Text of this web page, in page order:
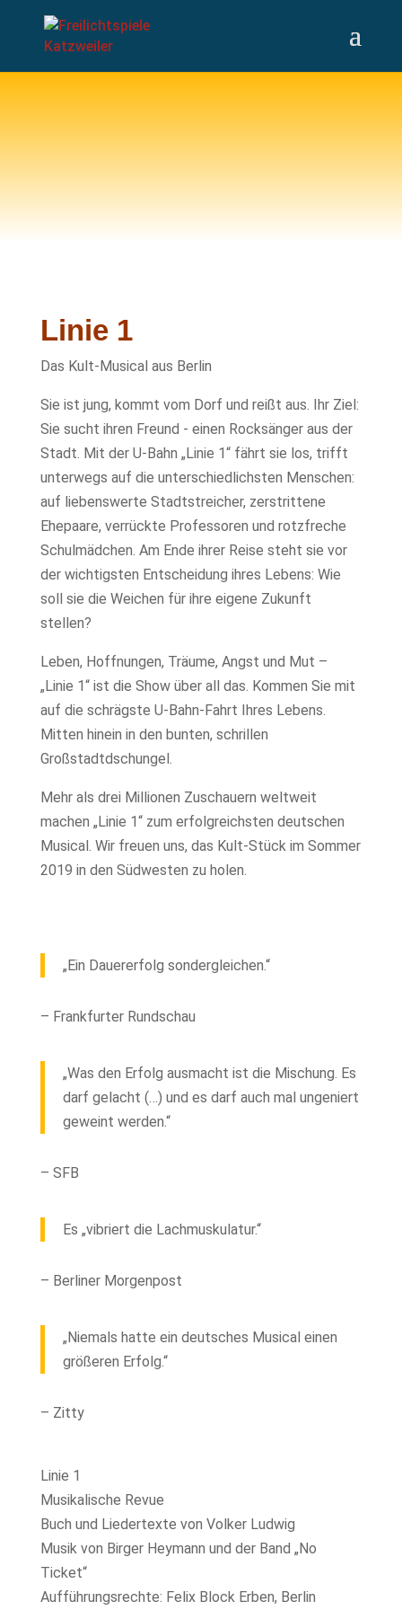
Linie 1
Das Kult-Musical aus Berlin
Sie ist jung, kommt vom Dorf und reißt aus. Ihr Ziel:
Sie sucht ihren Freund ­- einen Rocksänger aus der
Stadt. Mit der U-Bahn „Linie 1“ fährt sie los, trifft
unterwegs auf die unterschiedlichsten Menschen:
auf liebenswerte Stadtstreicher, zerstrittene
Ehepaare, verrückte Professoren und rotzfreche
Schulmädchen. Am Ende ihrer Reise steht sie vor
der wichtigsten Entscheidung ihres Lebens: Wie
soll sie die Weichen für ihre eigene Zukunft
stellen?
Leben, Hoffnungen, Träume, Angst und Mut –
„Linie 1“ ist die Show über all das. Kommen Sie mit
auf die schrägste U-Bahn-Fahrt Ihres Lebens.
Mitten hinein in den bunten, schrillen
Großstadtdschungel.
Mehr als drei Millionen Zuschauern weltweit
machen „Linie 1“ zum erfolgreichsten deutschen
Musical. Wir freuen uns, das Kult-Stück im Sommer
2019 in den Südwesten zu holen.
„Ein Dauererfolg sondergleichen.“
– Frankfurter Rundschau
„Was den Erfolg ausmacht ist die Mischung. Es
darf gelacht (…) und es darf auch mal ungeniert
geweint werden.“
– SFB
Es „vibriert die Lachmuskulatur.“
– Berliner Morgenpost
„Niemals hatte ein deutsches Musical einen
größeren Erfolg.“
– Zitty
Linie 1
Musikalische Revue
Buch und Liedertexte von Volker Ludwig
Musik von Birger Heymann und der Band „No
Ticket“
Aufführungsrechte: Felix Block Erben, Berlin